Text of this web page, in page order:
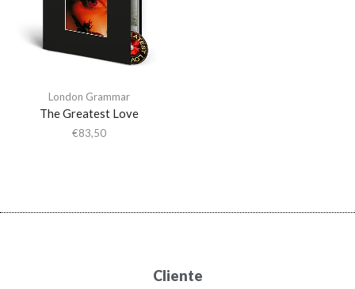
London Grammar
The Greatest Love
€83,50
Cliente